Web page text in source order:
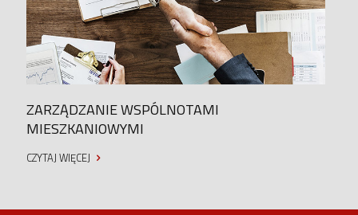
ZARZĄDZANIE WSPÓLNOTAMI
MIESZKANIOWYMI
CZYTAJ WIĘCEJ